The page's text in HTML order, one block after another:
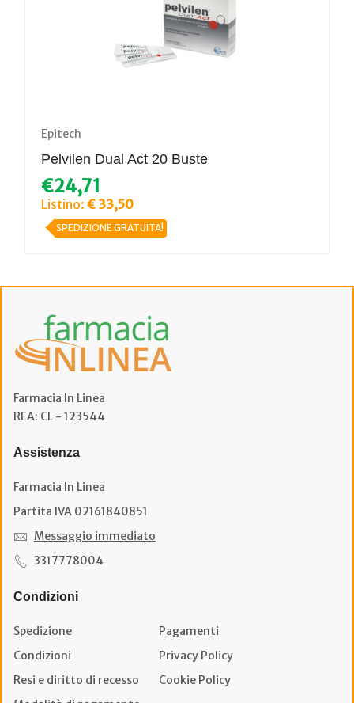
Epitech
Pelvilen Dual Act 20 Buste
€24,71
Listino: € 33,50
SPEDIZIONE GRATUITA!
Farmacia In Linea
REA: CL - 123544
Assistenza
Farmacia In Linea
Partita IVA 02161840851
Messaggio immediato
3317778004
Condizioni
Spedizione
Pagamenti
Condizioni
Privacy Policy
Resi e diritto di recesso
Cookie Policy